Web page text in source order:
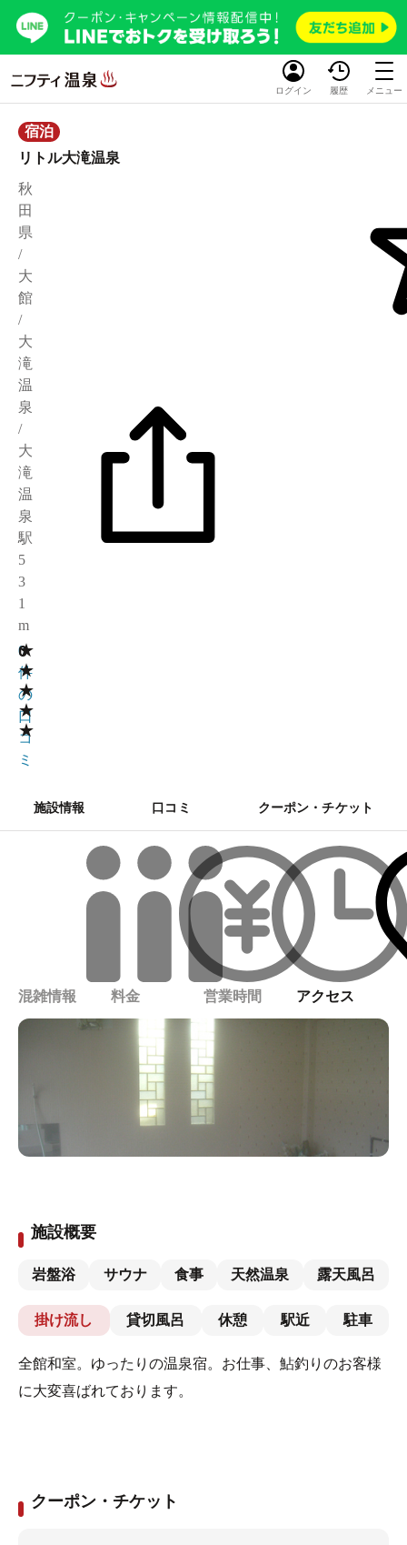
ログイン 履歴 メニュー
宿泊
リトル大滝温泉
秋
田
県
/
大
館
/
大
滝
温
泉
/
大
滝
温
泉
駅
5
3
1
m
★
★
★
★
★
0
0
件
の
口
コ
ミ
施設情報 口コミ クーポン・チケット
混雑情報 料金 営業時間 アクセス
施設概要
岩盤浴 サウナ 食事 天然温泉 露天風呂
掛け流し 貸切風呂 休憩 駅近 駐車
全館和室。ゆったりの温泉宿。お仕事、鮎釣りのお客様
に大変喜ばれております。
クーポン・チケット